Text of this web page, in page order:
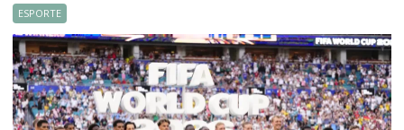
ESPORTE